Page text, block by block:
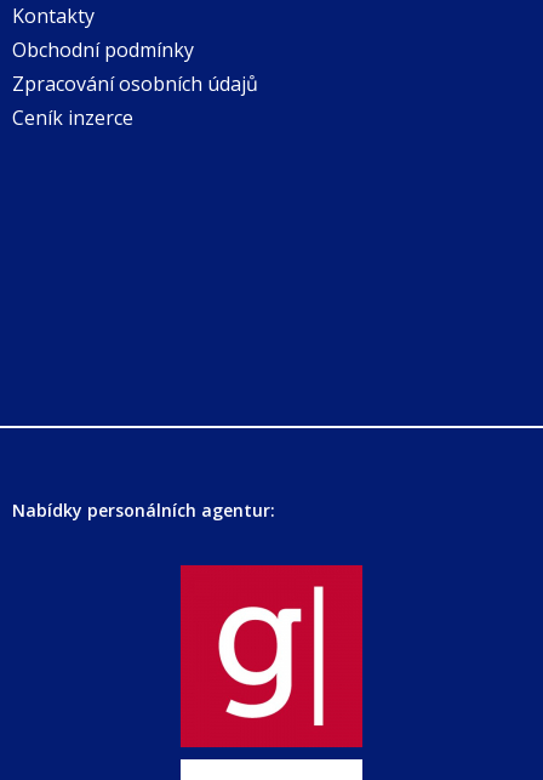
Kontakty
Obchodní podmínky
Zpracování osobních údajů
Ceník inzerce
Nabídky personálních agentur: